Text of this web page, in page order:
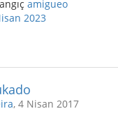
amigueo
2023
, 4 Nisan 2017